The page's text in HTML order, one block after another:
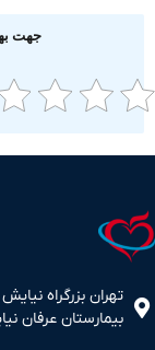
جهت بهبود
بزرگراه نیایش غرب
عرفان نیایش